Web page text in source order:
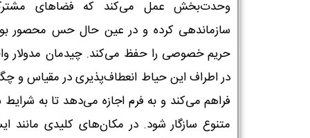
وحدت‌بخش عمل می‌کند که فضاهای
سازماندهی کرده و در عین حال حس محصور
حریم خصوصی را حفظ می‌کند. چیدمان مدولار
در اطراف این حیاط انعطاف‌پذیری در مقیاس و
فراهم می‌کند و به فرم اجازه می‌دهد تا به
متنوع سازگار شود. در مکان‌های کلیدی مانند